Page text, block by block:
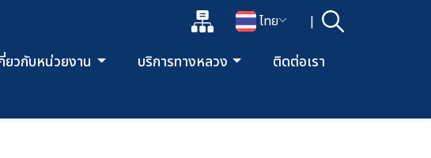
แผนผังเว็บไซต์
เปลี่ยนภาษา
ไทย | ค้นหา
เปิดกล่องค้นหาข้อมูลหลักของเว็บไซต์
ยวกับหน่วยงาน บริการทางหลวง ติดต่อเรา